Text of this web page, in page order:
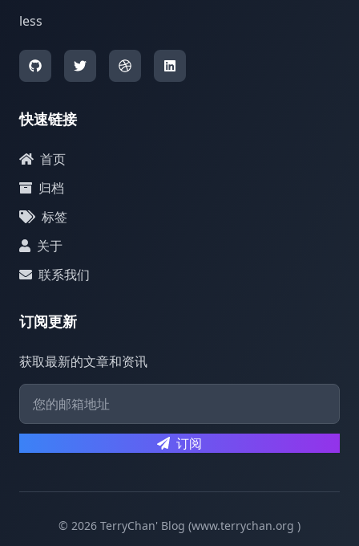
less
快速链接
首页
归档
标签
关于
联系我们
订阅更新
获取最新的文章和资讯
订阅
© 2026 TerryChan' Blog (www.terrychan.org )